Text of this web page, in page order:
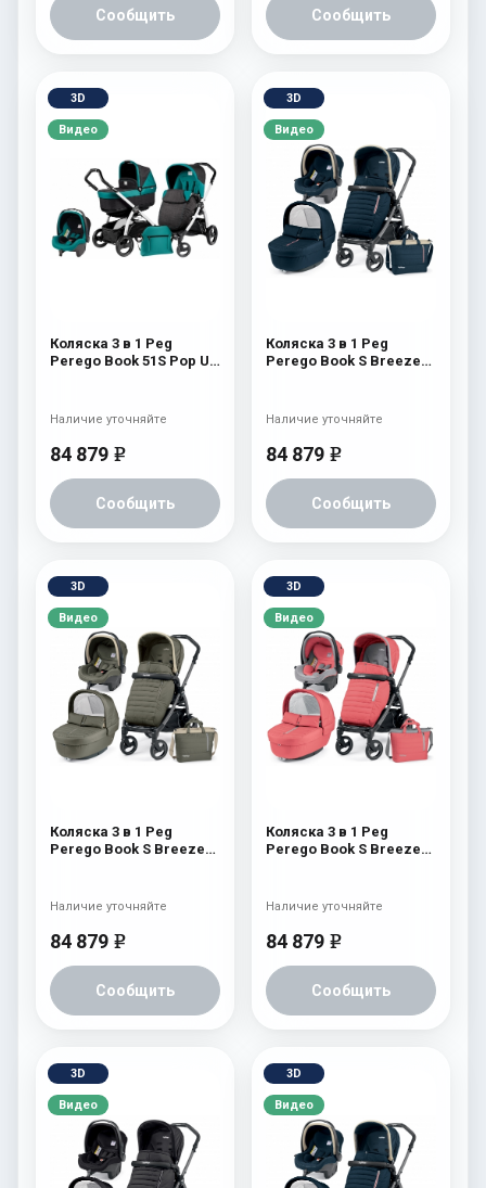
Сообщить Сообщить
3D
Видео
Коляска 3 в 1 Peg
Perego Book 51S Pop Up
84 879 e
Сообщить
Наличие уточняйте
3D
Видео
Коляска 3 в 1 Peg
Perego Book S Breeze
Blue
84 879 e
Сообщить
Наличие уточняйте
3D
Видео
Коляска 3 в 1 Peg
Perego Book S Breeze
Kaki
84 879 e
Сообщить
Наличие уточняйте
3D
Видео
Коляска 3 в 1 Peg
Perego Book S Breeze
Coral
84 879 e
Сообщить
Наличие уточняйте
3D
Видео
3D
Видео